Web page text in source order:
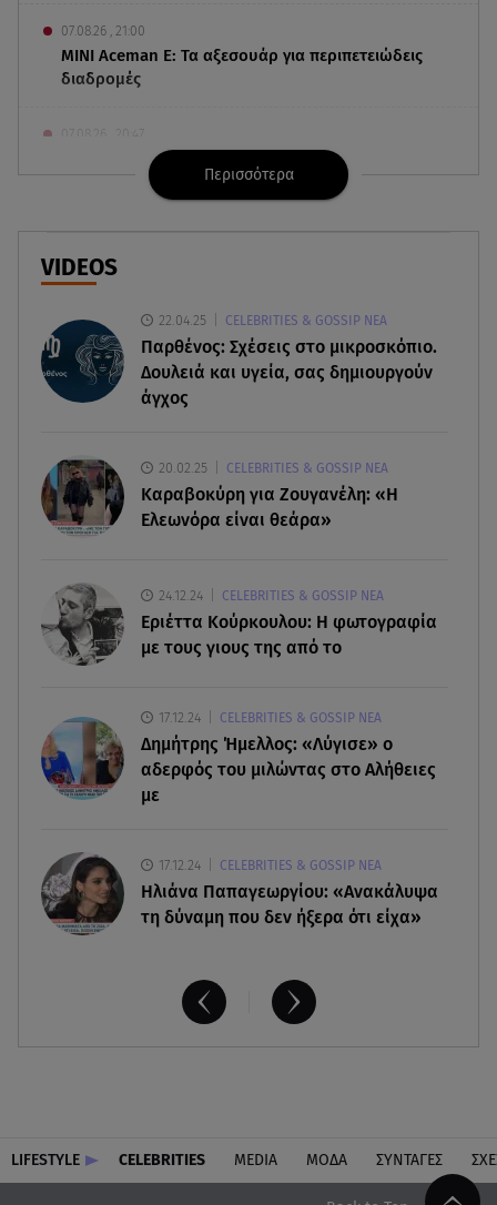
07.08.26 , 21:00
MINI Aceman E: Τα αξεσουάρ για περιπετειώδεις
διαδρομές
Χανιά: Νεκρή βρέθηκε αγνοούμενη - Ξέφυγε από
αστυνομικούς που την εντόπισαν
07.08.26 , 20:18
Μυστράς: Κρίσιμος για το κατηγορητήριο ο
χρόνος θανάτου του 90χρονου
07.08.26 , 20:13
Κυψέλη: Tι βρέθηκε στο διαμέρισμα της
38χρονης Λίζα
Συντάξεις Σεπτεμβρίου: Πότε θα μπουν τα
χρήματα στους λογαριασμούς
- Σηκώθηκαν εναέρια μέσα
07.08.26 , 18:34
Περισσότερα
VIDEOS
22.04.25 CELEBRITIES & GOSSIP ΝΕΑ
Παρθένος: Σχέσεις στο μικροσκόπιο.
Δουλειά και υγεία, σας δημιουργούν
άγχος
20.02.25 CELEBRITIES & GOSSIP ΝΕΑ
Καραβοκύρη για Ζουγανέλη: «Η
Ελεωνόρα είναι θεάρα»
24.12.24 CELEBRITIES & GOSSIP ΝΕΑ
Εριέττα Κούρκουλου: Η φωτογραφία
με τους γιους της από το
17.12.24 CELEBRITIES & GOSSIP ΝΕΑ
Δημήτρης Ήμελλος: «Λύγισε» ο
αδερφός του μιλώντας στο Αλήθειες
με
17.12.24 CELEBRITIES & GOSSIP ΝΕΑ
Ηλιάνα Παπαγεωργίου: «Ανακάλυψα
τη δύναμη που δεν ήξερα ότι είχα»
LIFESTYLE CELEBRITIES MEDIA ΜΟΔΑ ΣΥΝΤΑΓΕΣ